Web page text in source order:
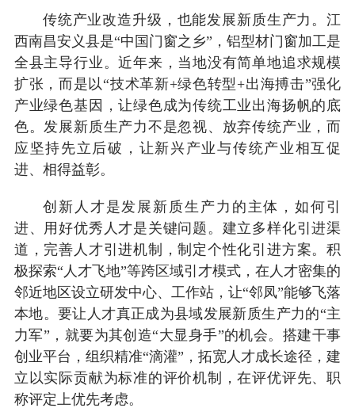
传统产业改造升级，也能发展新质生产力。江
西南昌安义县是“中国门窗之乡”，铝型材门窗加工是
全县主导行业。近年来，当地没有简单地追求规模
扩张，而是以“技术革新+绿色转型+出海搏击”强化
产业绿色基因，让绿色成为传统工业出海扬帆的底
色。发展新质生产力不是忽视、放弃传统产业，而
应坚持先立后破，让新兴产业与传统产业相互促
进、相得益彰。
创新人才是发展新质生产力的主体，如何引
进、用好优秀人才是关键问题。建立多样化引进渠
道，完善人才引进机制，制定个性化引进方案。积
极探索“人才飞地”等跨区域引才模式，在人才密集的
邻近地区设立研发中心、工作站，让“邻凤”能够飞落
本地。要让人才真正成为县域发展新质生产力的“主
力军”，就要为其创造“大显身手”的机会。搭建干事
创业平台，组织精准“滴灌”，拓宽人才成长途径，建
立以实际贡献为标准的评价机制，在评优评先、职
称评定上优先考虑。